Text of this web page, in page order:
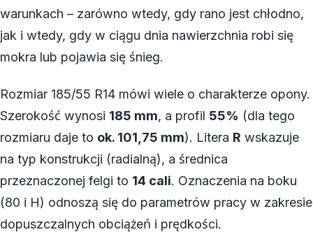
warunkach – zarówno wtedy, gdy rano jest chłodno,
jak i wtedy, gdy w ciągu dnia nawierzchnia robi się
mokra lub pojawia się śnieg.
Rozmiar 185/55 R14 mówi wiele o charakterze opony.
Szerokość wynosi 185 mm, a profil 55% (dla tego
rozmiaru daje to ok. 101,75 mm). Litera R wskazuje
na typ konstrukcji (radialną), a średnica
przeznaczonej felgi to 14 cali. Oznaczenia na boku
(80 i H) odnoszą się do parametrów pracy w zakresie
dopuszczalnych obciążeń i prędkości.